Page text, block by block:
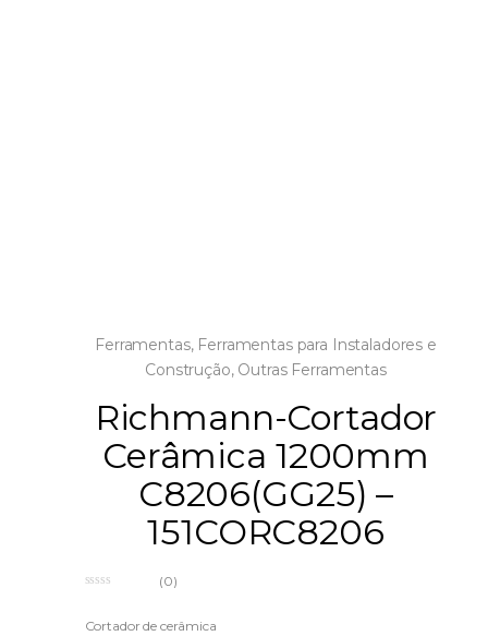
Ferramentas, Ferramentas para Instaladores e
Construção, Outras Ferramentas
Richmann-Cortador
Cerâmica 1200mm
C8206(GG25) –
151CORC8206
u
(0)
Cortador de cerâmica